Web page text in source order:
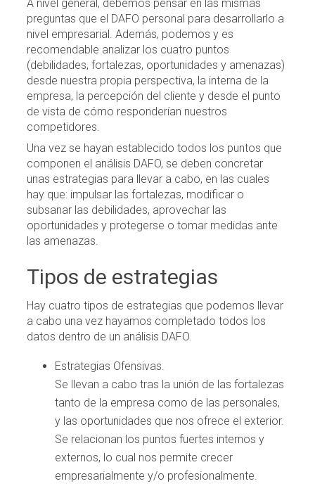
A nivel general, debemos pensar en las mismas
preguntas que el DAFO personal para desarrollarlo a
nivel empresarial. Además, podemos y es
recomendable analizar los cuatro puntos
(debilidades, fortalezas, oportunidades y amenazas)
desde nuestra propia perspectiva, la interna de la
empresa, la percepción del cliente y desde el punto
de vista de cómo responderían nuestros
competidores.
Una vez se hayan establecido todos los puntos que
componen el análisis DAFO, se deben concretar
unas estrategias para llevar a cabo, en las cuales
hay que: impulsar las fortalezas, modificar o
subsanar las debilidades, aprovechar las
oportunidades y protegerse o tomar medidas ante
las amenazas.
Tipos de estrategias
Hay cuatro tipos de estrategias que podemos llevar
a cabo una vez hayamos completado todos los
datos dentro de un análisis DAFO.
Estrategias Ofensivas.
Se llevan a cabo tras la unión de las fortalezas
tanto de la empresa como de las personales,
y las oportunidades que nos ofrece el exterior.
Se relacionan los puntos fuertes internos y
externos, lo cual nos permite crecer
empresarialmente y/o profesionalmente.